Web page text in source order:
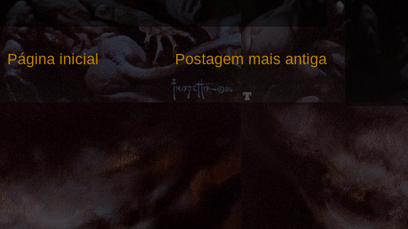
Postagem mais antiga
Página inicial